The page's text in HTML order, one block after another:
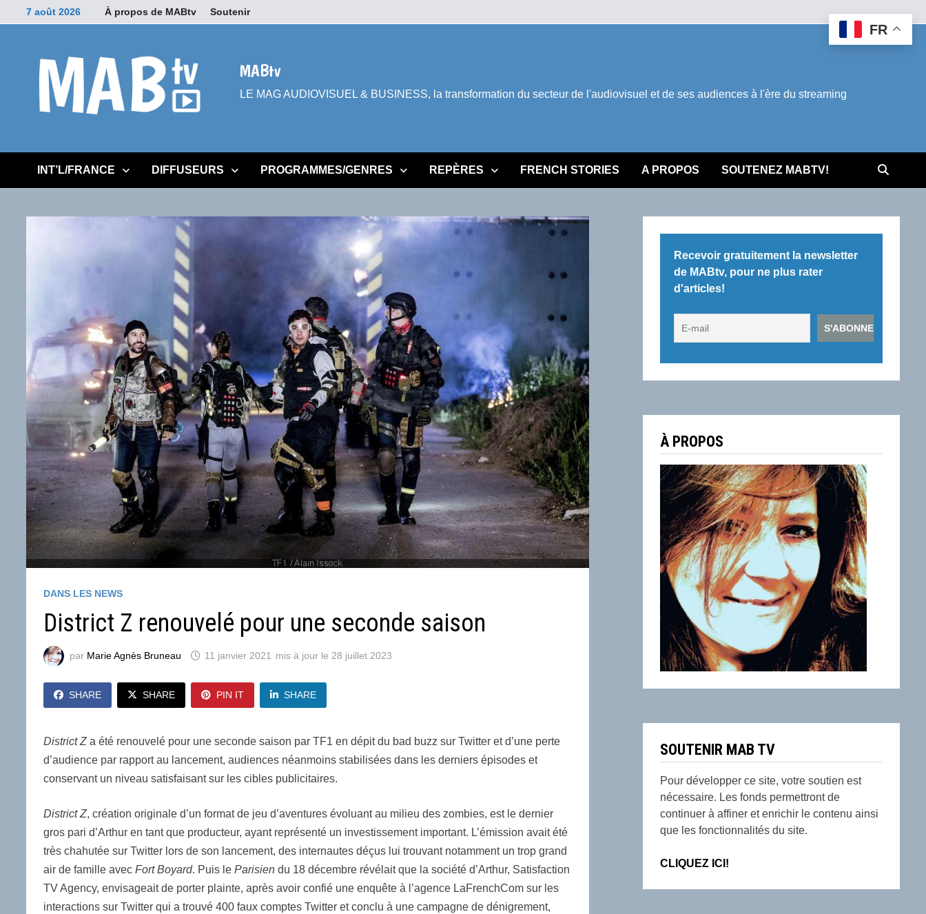
Passer
au
7 août 2026 À propos de MABtv Soutenir
MABtv
LE MAG AUDIOVISUEL & BUSINESS, la transformation du secteur de l'audiovisuel et de ses audiences à l'ère du streaming
INT’L/FRANCE DIFFUSEURS PROGRAMMES/GENRES REPÈRES FRENCH STORIES A PROPOS SOUTENEZ MABTV!
DANS LES NEWS
District Z renouvelé pour une seconde saison
par Marie Agnès Bruneau 11 janvier 2021 28 juillet 2023
SHARE SHARE PIN IT SHARE
District Z a été renouvelé pour une seconde saison par TF1 en dépit du bad buzz sur Twitter et d’une perte
d’audience par rapport au lancement, audiences néanmoins stabilisées dans les derniers épisodes et
conservant un niveau satisfaisant sur les cibles publicitaires.
District Z, création originale d’un format de jeu d’aventures évoluant au milieu des zombies, est le dernier
gros pari d’Arthur en tant que producteur, ayant représenté un investissement important. L’émission avait été
très chahutée sur Twitter lors de son lancement, des internautes déçus lui trouvant notamment un trop grand
air de famille avecFort Boyard. Puis leParisien du 18 décembre révélait que la société d’Arthur, Satisfaction
TV Agency, envisageait de porter plainte, après avoir confié une enquête à l’agence LaFrenchCom sur les
interactions sur Twitter qui a trouvé 400 faux comptes Twitter et conclu à une campagne de dénigrement,
Recevoir gratuitement la newsletter
de MABtv, pour ne plus rater
d'articles!
À PROPOS
SOUTENIR MAB TV
Pour développer ce site, votre soutien est
nécessaire. Les fonds permettront de
continuer à affiner et enrichir le contenu ainsi
que les fonctionnalités du site.
CLIQUEZ ICI!
FR